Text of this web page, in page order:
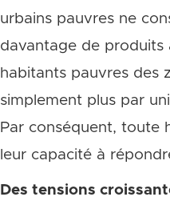
urbains pauvres ne
davantage de produits
habitants pauvres des
simplement plus par
Par conséquent, toute
leur capacité à
Des tensions